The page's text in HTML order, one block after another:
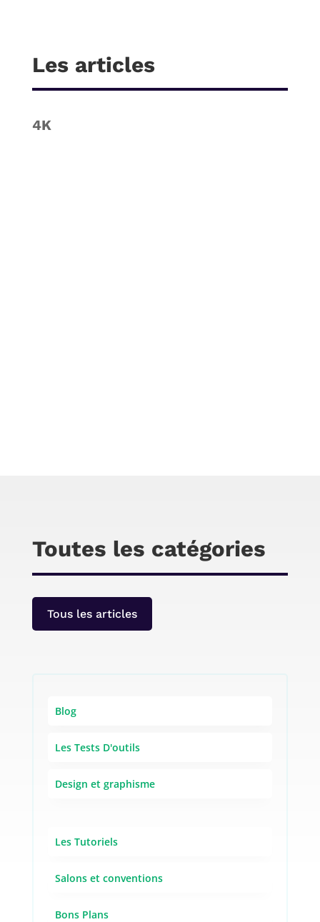
Les articles
4K
Toutes les catégories
Tous les articles
Blog
Les Tests D'outils
Design et graphisme
Les Tutoriels
Salons et conventions
Bons Plans